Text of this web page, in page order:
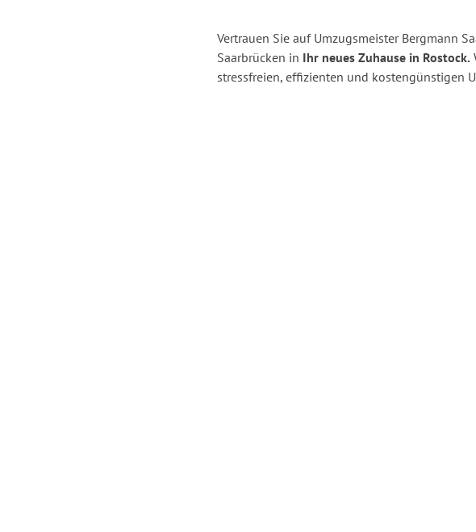
Vertrauen Sie auf Umzugsmeister Bergmann
Saarbrücken in Ihr neues Zuhause in Rostock.
stressfreien, effizienten und kostengünstigen